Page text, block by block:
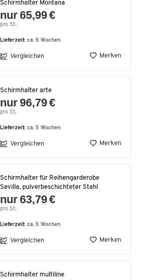
Schirmhalter Montana
nur 65,99 €
pro St.
Lieferzeit:ca. 5 Wochen
Vergleichen Merken
Schirmhalter arte
nur 96,79 €
pro St.
Lieferzeit:ca. 5 Wochen
Vergleichen Merken
Schirmhalter für Reihengarderobe
Sevilla, pulverbeschichteter Stahl
nur 63,79 €
pro St.
Lieferzeit:ca. 5 Wochen
Vergleichen Merken
Schirmhalter multiline